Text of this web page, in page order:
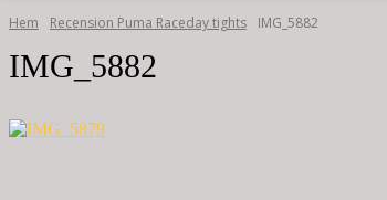
Hem Recension Puma Raceday tights IMG_5882
IMG_5882